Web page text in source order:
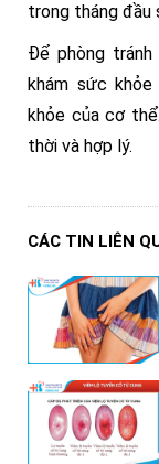
trong tháng đầu
Để phòng
khám sức
khỏe của cơ
thời và hợp lý.
CÁC TIN LIÊN